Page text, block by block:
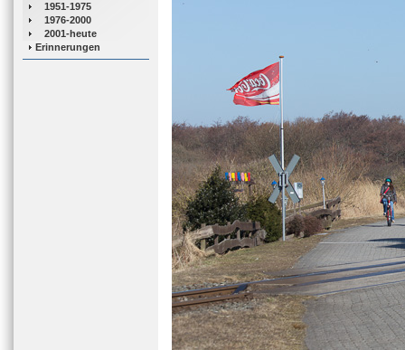
1951-1975
1976-2000
2001-heute
Erinnerungen